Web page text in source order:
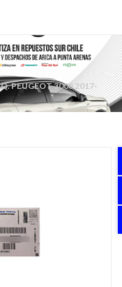
PEUGEOT 3008 2017-